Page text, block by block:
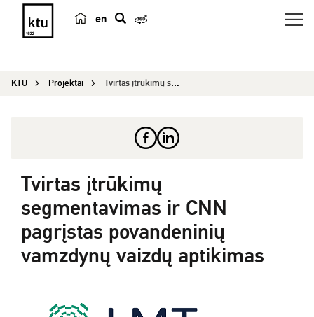
en
e
KTU Projektai Tvirtas įtrūkimų segmentavimas ir CNN pagrįstas ...
Tvirtas įtrūkimų
segmentavimas ir CNN
pagrįstas povandeninių
vamzdynų vaizdų aptikimas